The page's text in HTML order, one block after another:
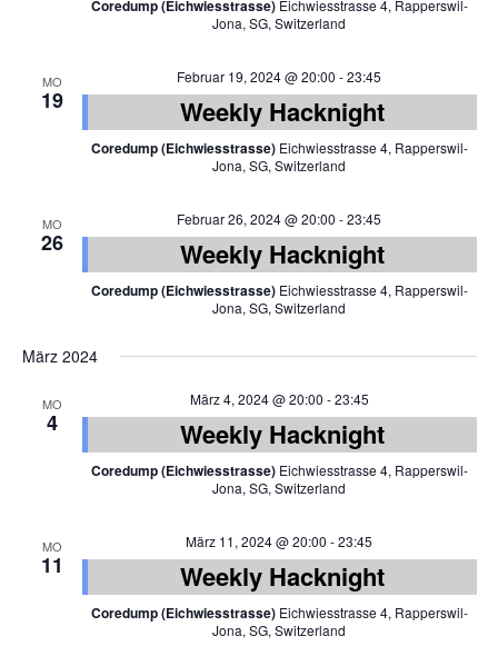
Coredump (Eichwiesstrasse) Eichwiesstrasse 4, Rapperswil-
Jona, SG, Switzerland
MO
19
Februar 19, 2024 @ 20:00 -23:45
Weekly Hacknight
Coredump (Eichwiesstrasse) Eichwiesstrasse 4, Rapperswil-
Jona, SG, Switzerland
MO
26
Februar 26, 2024 @ 20:00 -23:45
Weekly Hacknight
Coredump (Eichwiesstrasse) Eichwiesstrasse 4, Rapperswil-
Jona, SG, Switzerland
März 2024
MO
4
März 4, 2024 @ 20:00 -23:45
Weekly Hacknight
Coredump (Eichwiesstrasse) Eichwiesstrasse 4, Rapperswil-
Jona, SG, Switzerland
MO
11
März 11, 2024 @ 20:00 -23:45
Weekly Hacknight
Coredump (Eichwiesstrasse) Eichwiesstrasse 4, Rapperswil-
Jona, SG, Switzerland